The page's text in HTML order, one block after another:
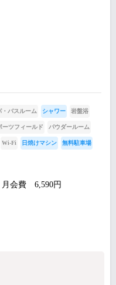
・バスルーム シャワー 岩盤浴
ーツフィールド パウダールーム
Wi-Fi 日焼けマシン 無料駐車場
月会費 6,590円